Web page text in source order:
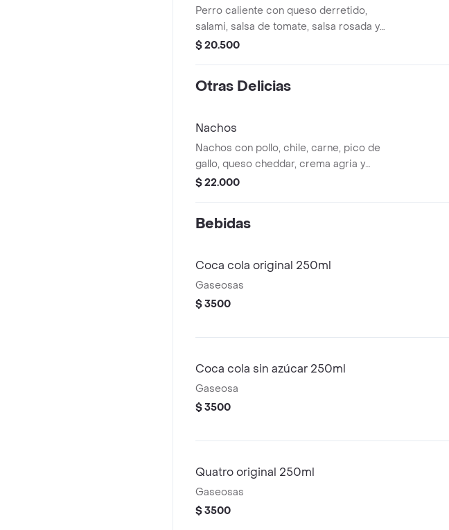
Perro caliente con queso derretido,
salami, salsa de tomate, salsa rosada y
mayonesa.
$ 20.500
Otras Delicias
Nachos
Nachos con pollo, chile, carne, pico de
gallo, queso cheddar, crema agria y
topping a elegir.
$ 22.000
Bebidas
Coca cola original 250ml
Gaseosas
$ 3500
Coca cola sin azúcar 250ml
Gaseosa
$ 3500
Quatro original 250ml
Gaseosas
$ 3500